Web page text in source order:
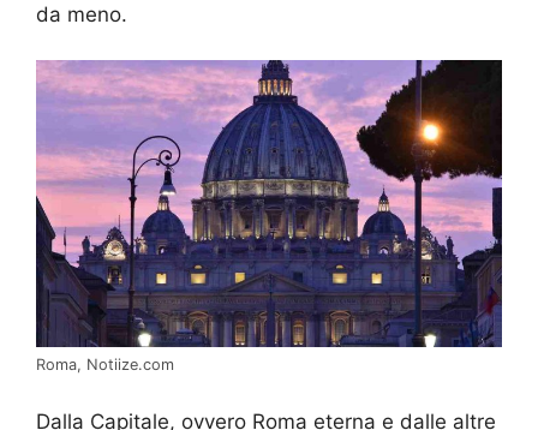
da meno.
Roma, Notiize.com
Dalla Capitale, ovvero Roma eterna e dalle altre